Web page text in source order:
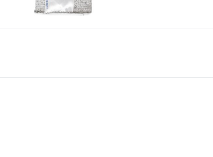
CORPS - THERMIQUE et PIEDS